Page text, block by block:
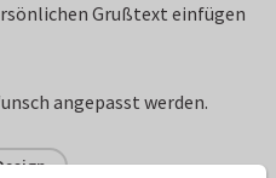
Grußtext einfügen
angepasst werden.